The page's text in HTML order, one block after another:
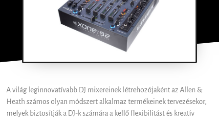
A világ leginnovatívabb DJ mixereinek létrehozójaként az Allen &
Heath számos olyan módszert alkalmaz termékeinek tervezésekor,
melyek biztosítják a DJ-k számára a kellő flexibilitást és kreatív